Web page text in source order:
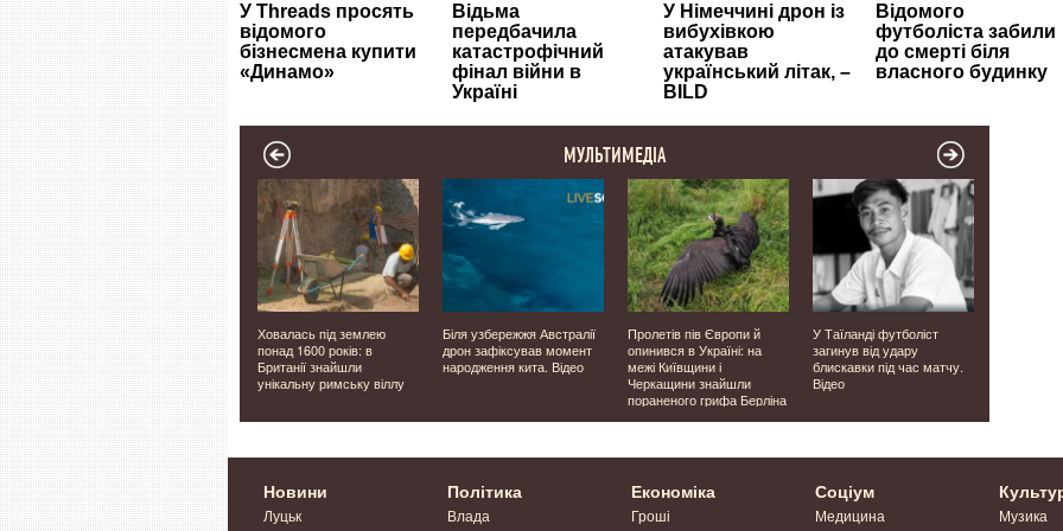
МУЛЬТИМЕДІА
має
У Луцьку невдовзі
відкриють двері нового
ветеранського простору
Ховалась під землею
понад 1600 років: в
Британії знайшли
унікальну римську віллу
Біля узбережжя Австралії
дрон зафіксував момент
народження кита. Відео
Пролетів пів Європи й
опинився в Україні: на
межі Київщини і
Черкащини знайшли
пораненого грифа Берліна
У Таїланді футболіст
загинув від удару
блискавки під час матчу.
Відео
Новини
Луцьк
Політика
Влада
Економіка
Гроші
Соціум
Медицина
Музика